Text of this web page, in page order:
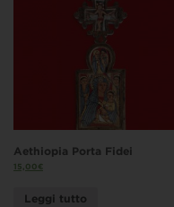
Aethiopia Porta Fidei
15,00€
Leggi tutto